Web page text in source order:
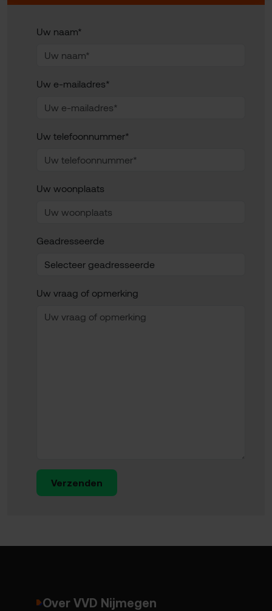
Uw naam*
Uw e-mailadres*
Uw telefoonnummer*
Uw woonplaats
Geadresseerde
Uw vraag of opmerking
Verzenden
Over VVD Nijmegen